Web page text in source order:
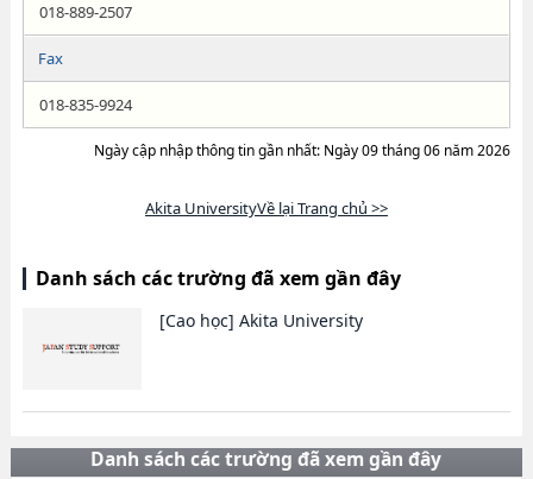
018-889-2507
Fax
018-835-9924
Ngày cập nhập thông tin gần nhất: Ngày 09 tháng 06 năm 2026
Akita UniversityVề lại Trang chủ >>
Danh sách các trường đã xem gần đây
[Cao học] Akita University
Danh sách các trường đã xem gần đây